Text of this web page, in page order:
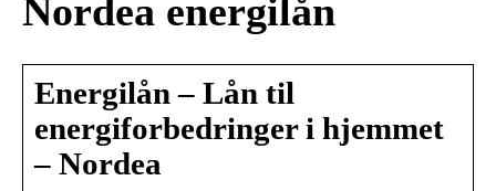
Nordea energilån
Energilån – Lån til
energiforbedringer i hjemmet
– Nordea